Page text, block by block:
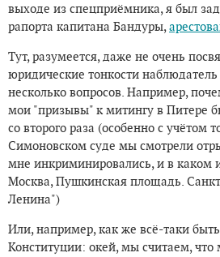
выходе из спецприёмника, я был
рапорта капитана Бандуры,
Тут, разумеется, даже не очень
юридические тонкости
несколько вопросов. Например,
мои "призывы" к митингу в Питере
со второго раза (особенно с учётом
Симоновском суде мы смотрели
мне инкриминировались, и в каком
Москва, Пушкинская площадь.
Ленина")
Или, например, как же всё-таки быть
Конституции: окей, мы считаем, что